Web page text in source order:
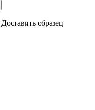
Доставить образец